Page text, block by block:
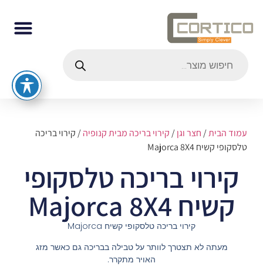
עמוד הבית/חצר וגן/קירוי בריכה מבית קנופיה/ קירוי בריכה
טלסקופי קשיח Majorca 8X4
קירוי בריכה טלסקופי
קשיח Majorca 8X4
קירוי בריכה טלסקופי קשיח Majorca
מעתה לא תצטרך לוותר על טבילה בבריכה גם כאשר מזג
האויר מתקרר.